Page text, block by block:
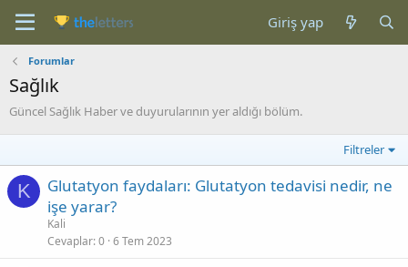
Giriş yap
Forumlar
Sağlık
Güncel Sağlık Haber ve duyurularının yer aldığı bölüm.
Filtreler
K
Glutatyon faydaları: Glutatyon tedavisi nedir, ne
işe yarar?
Kali
Cevaplar 0 6 Tem 2023